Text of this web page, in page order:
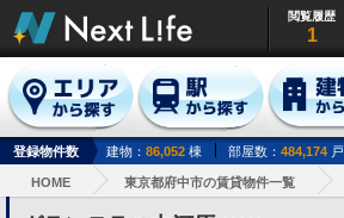
閲覧履歴
1
登録物件数 建物： 86,052 棟 部屋数： 484,174 戸
HOME 東京都府中市の賃貸物件一覧